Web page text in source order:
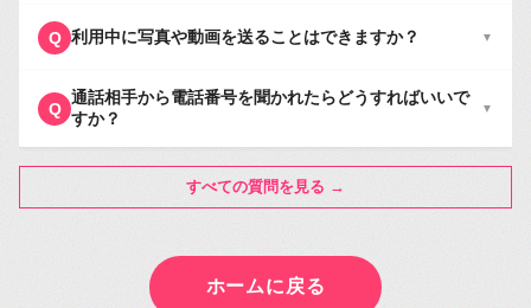
Q 利用中に写真や動画を送ることはできますか？ ▼
Q
通話相手から電話番号を聞かれたらどうすればいいで
すか？
▼
すべての質問を見る →
ホームに戻る